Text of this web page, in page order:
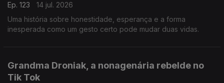
Ep. 123
14 jul. 2026
Uma história sobre honestidade, esperança e a forma
inesperada como um gesto certo pode mudar duas vidas.
Grandma Droniak, a nonagenária rebelde no
Tik Tok